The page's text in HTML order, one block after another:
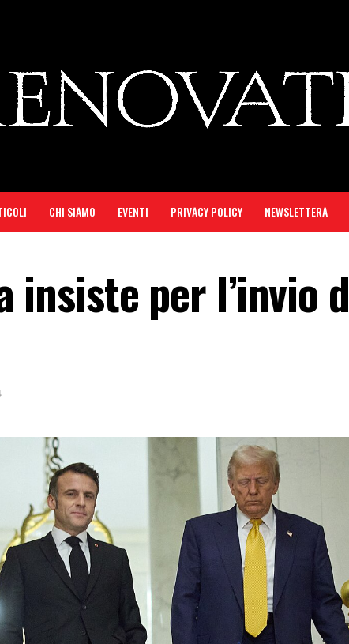
CHI SIAMO EVENTI PRIVACY POLICY NEWSLETTERA
insiste per l’invio